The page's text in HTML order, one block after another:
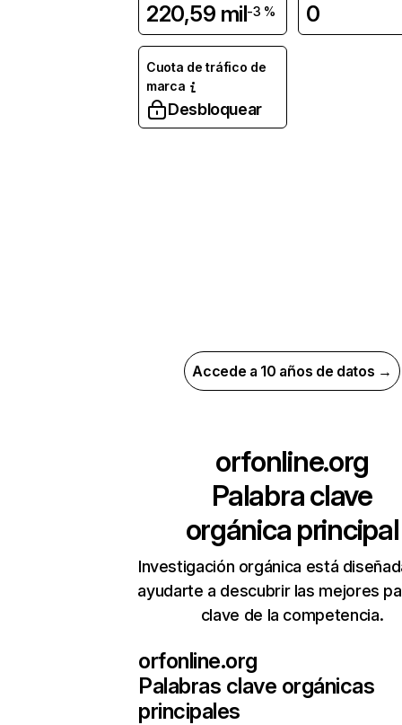
220,59 mil-3 % 0
Cuota de tráfico de
marca
Desbloquear
Accede a 10 años de datos →
orfonline.org
Palabra clave
orgánica principal
Investigación orgánica está
ayudarte a descubrir las mejores
clave de la competencia.
orfonline.org
Palabras clave orgánicas
principales